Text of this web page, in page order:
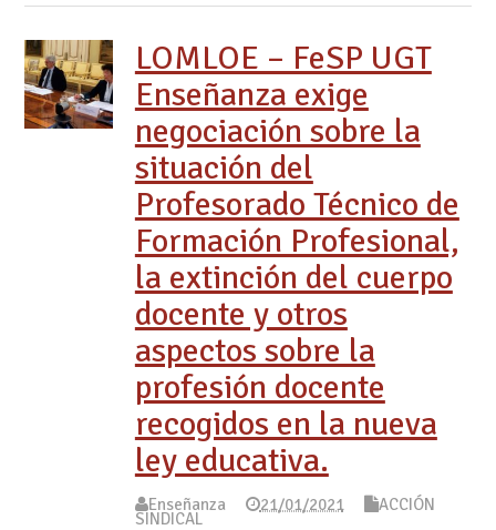
LOMLOE – FeSP UGT
Enseñanza exige
negociación sobre la
situación del
Profesorado Técnico de
Formación Profesional,
la extinción del cuerpo
docente y otros
aspectos sobre la
profesión docente
recogidos en la nueva
ley educativa.
Enseñanza 21/01/2021 ACCIÓN
SINDICAL